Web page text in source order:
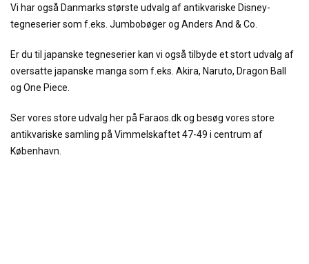
Vi har også Danmarks største udvalg af antikvariske Disney-
tegneserier som f.eks. Jumbobøger og Anders And & Co.
Er du til japanske tegneserier kan vi også tilbyde et stort udvalg af
oversatte japanske manga som f.eks. Akira, Naruto, Dragon Ball
og One Piece.
Ser vores store udvalg her på Faraos.dk og besøg vores store
antikvariske samling på Vimmelskaftet 47-49 i centrum af
København.